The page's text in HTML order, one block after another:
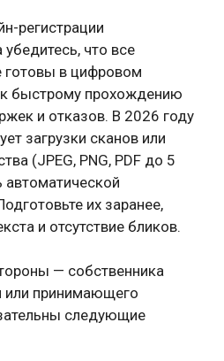
регистрации
что все
в цифровом
быстрому прохождению
и отказов. В 2026 году
загрузки сканов или
(JPEG, PNG, PDF до 5
их заранее,
и отсутствие бликов.
— собственника
или принимающего
следующие